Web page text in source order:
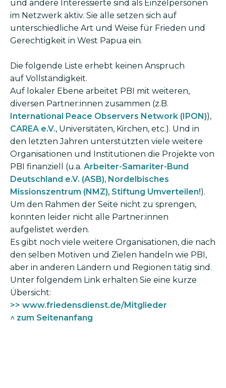
und andere Interessierte sind als Einzelpersonen
im Netzwerk aktiv. Sie alle setzen sich auf
unterschiedliche Art und Weise für Frieden und
Gerechtigkeit in West Papua ein.
Die folgende Liste erhebt keinen Anspruch
auf Vollständigkeit.
Auf lokaler Ebene arbeitet PBI mit weiteren,
diversen Partner:innen zusammen (z.B.
International Peace Observers Network (IPON)),
CAREA e.V., Universitäten, Kirchen, etc.). Und in
den letzten Jahren unterstützten viele weitere
Organisationen und Institutionen die Projekte von
PBI finanziell (u.a. Arbeiter-Samariter-Bund
Deutschland e.V. (ASB), Nordelbisches
Missionszentrum (NMZ), Stiftung Umverteilen!).
Um den Rahmen der Seite nicht zu sprengen,
konnten leider nicht alle Partner:innen
aufgelistet werden.
Es gibt noch viele weitere Organisationen, die nach
den selben Motiven und Zielen handeln wie PBI,
aber in anderen Ländern und Regionen tätig sind.
Unter folgendem Link erhalten Sie eine kurze
Übersicht:
>> www.friedensdienst.de/Mitglieder
^ zum Seitenanfang